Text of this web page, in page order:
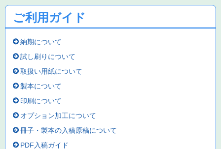
ご利用ガイド
納期について
試し刷りについて
取扱い用紙について
製本について
印刷について
オプション加工について
冊子・製本の入稿原稿について
PDF入稿ガイド